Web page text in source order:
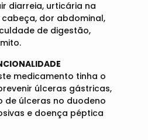
diarreia, urticária na
dor abdominal,
de digestão,
medicamento tinha o
úlceras gástricas,
de úlceras no duodeno
e doença péptica